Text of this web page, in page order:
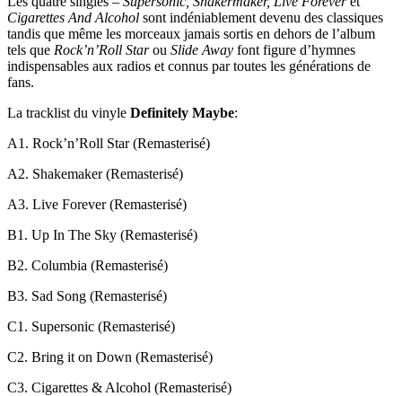
Cigarettes And Alcohol sont indéniablement devenu des classiques
tandis que même les morceaux jamais sortis en dehors de l’album
tels que Rock’n’Roll Starou Slide Away font figure d’hymnes
indispensables aux radios et connus par toutes les générations de
fans.
La tracklist du vinyle Definitely Maybe:
A1. Rock’n’Roll Star (Remasterisé)
A2. Shakemaker (Remasterisé)
A3. Live Forever (Remasterisé)
B1. Up In The Sky (Remasterisé)
B2. Columbia (Remasterisé)
B3. Sad Song (Remasterisé)
C1. Supersonic (Remasterisé)
C2. Bring it on Down (Remasterisé)
C3. Cigarettes & Alcohol (Remasterisé)